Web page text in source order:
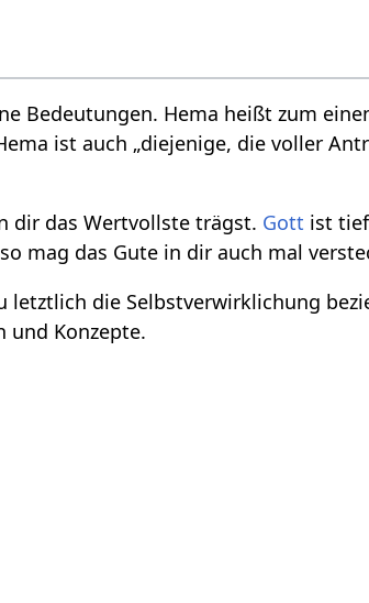
Bedeutungen. Hema heißt zum
ist auch „diejenige, die voller
dir das Wertvollste trägst. Gott ist
mag das Gute in dir auch mal
letztlich die Selbstverwirklichung
und Konzepte.